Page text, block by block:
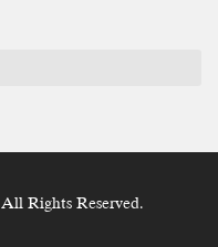
All Rights Reserved.